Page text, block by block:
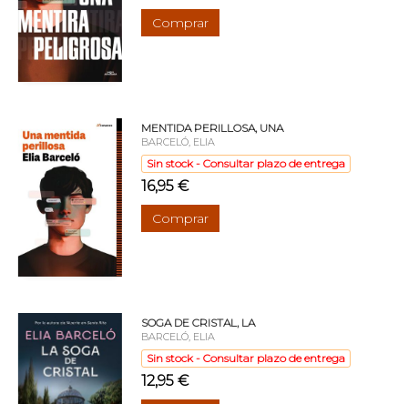
Comprar
MENTIDA PERILLOSA, UNA
BARCELÓ, ELIA
Sin stock - Consultar plazo de entrega
16,95 €
Comprar
SOGA DE CRISTAL, LA
BARCELÓ, ELIA
Sin stock - Consultar plazo de entrega
12,95 €